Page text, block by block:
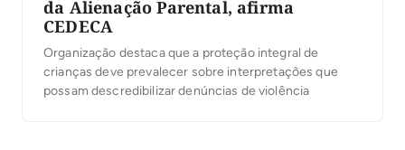
da Alienação Parental, afirma
CEDECA
Organização destaca que a proteção integral de
crianças deve prevalecer sobre interpretações que
possam descredibilizar denúncias de violência